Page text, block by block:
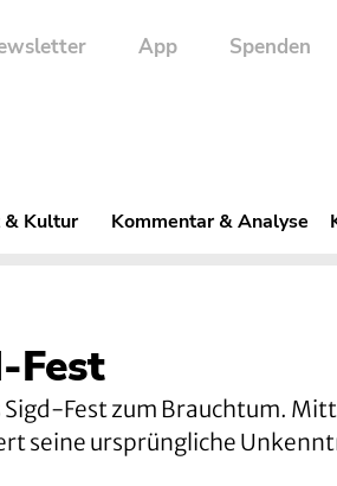
App Spenden
& Kultur Kommentar & Analyse
Fest
Fest zum Brauchtum.
seine ursprüngliche